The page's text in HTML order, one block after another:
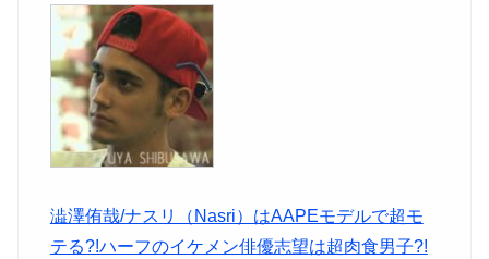
澁澤侑哉/ナスリ（Nasri）はAAPEモデルで超モ
テる?!ハーフのイケメン俳優志望は超肉食男子?!